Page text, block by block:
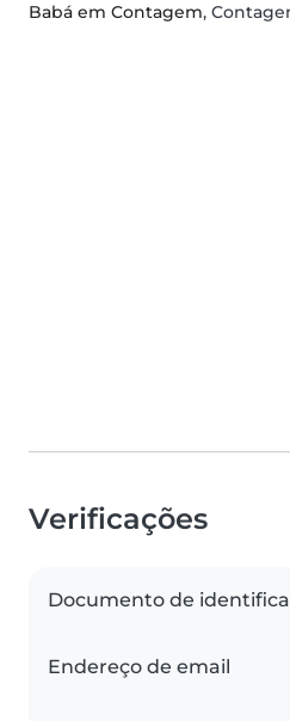
Babá em Contagem,
Verificações
Documento de
Endereço de email